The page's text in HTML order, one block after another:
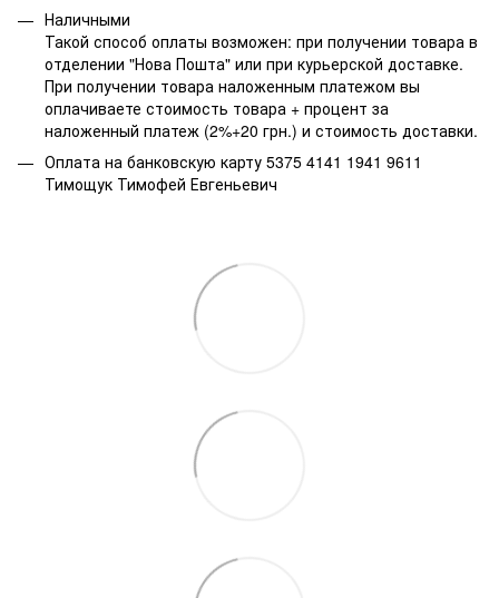
Наличными
Такой способ оплаты возможен: при получении товара в
отделении "Нова Пошта" или при курьерской доставке.
При получении товара наложенным платежом вы
оплачиваете стоимость товара + процент за
наложенный платеж (2%+20 грн.) и стоимость доставки.
Оплата на банковскую карту 5375 4141 1941 9611
Тимощук Тимофей Евгеньевич